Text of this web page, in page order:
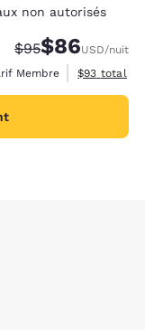
non autorisés
Tarif barré :
$95Tarif réduit :
$86USD/nuit
Membre
Afficher les
$93 total